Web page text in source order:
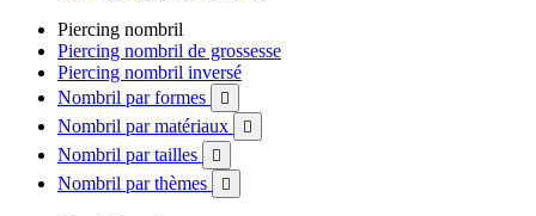
Piercing nombril
Piercing nombril de grossesse
Piercing nombril inversé
Nombril par formes

Nombril par matériaux 
Nombril par tailles 
Nombril par thèmes 